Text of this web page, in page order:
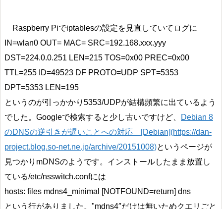
Raspberry Piでiptablesの設定を見直していてログに
IN=wlan0 OUT= MAC= SRC=192.168.xxx.yyy
DST=224.0.0.251 LEN=215 TOS=0x00 PREC=0x00
TTL=255 ID=49523 DF PROTO=UDP SPT=5353
DPT=5353 LEN=195
というのが引っかかり5353/UDPが結構頻繁に出ているよう
でした。Googleで検索すると少し古いですけど、
Debian 8
のDNSの逆引きが遅いことへの対応 [Debian](https://dan-
project.blog.so-net.ne.jp/archive/20151008)というページが
見つかりmDNSのようです。インストールしたまま放置し
ている/etc/nsswitch.confには
hosts: files mdns4_minimal [NOTFOUND=return] dns
という行がありました。"mdns4″だけは無いためクエリごと